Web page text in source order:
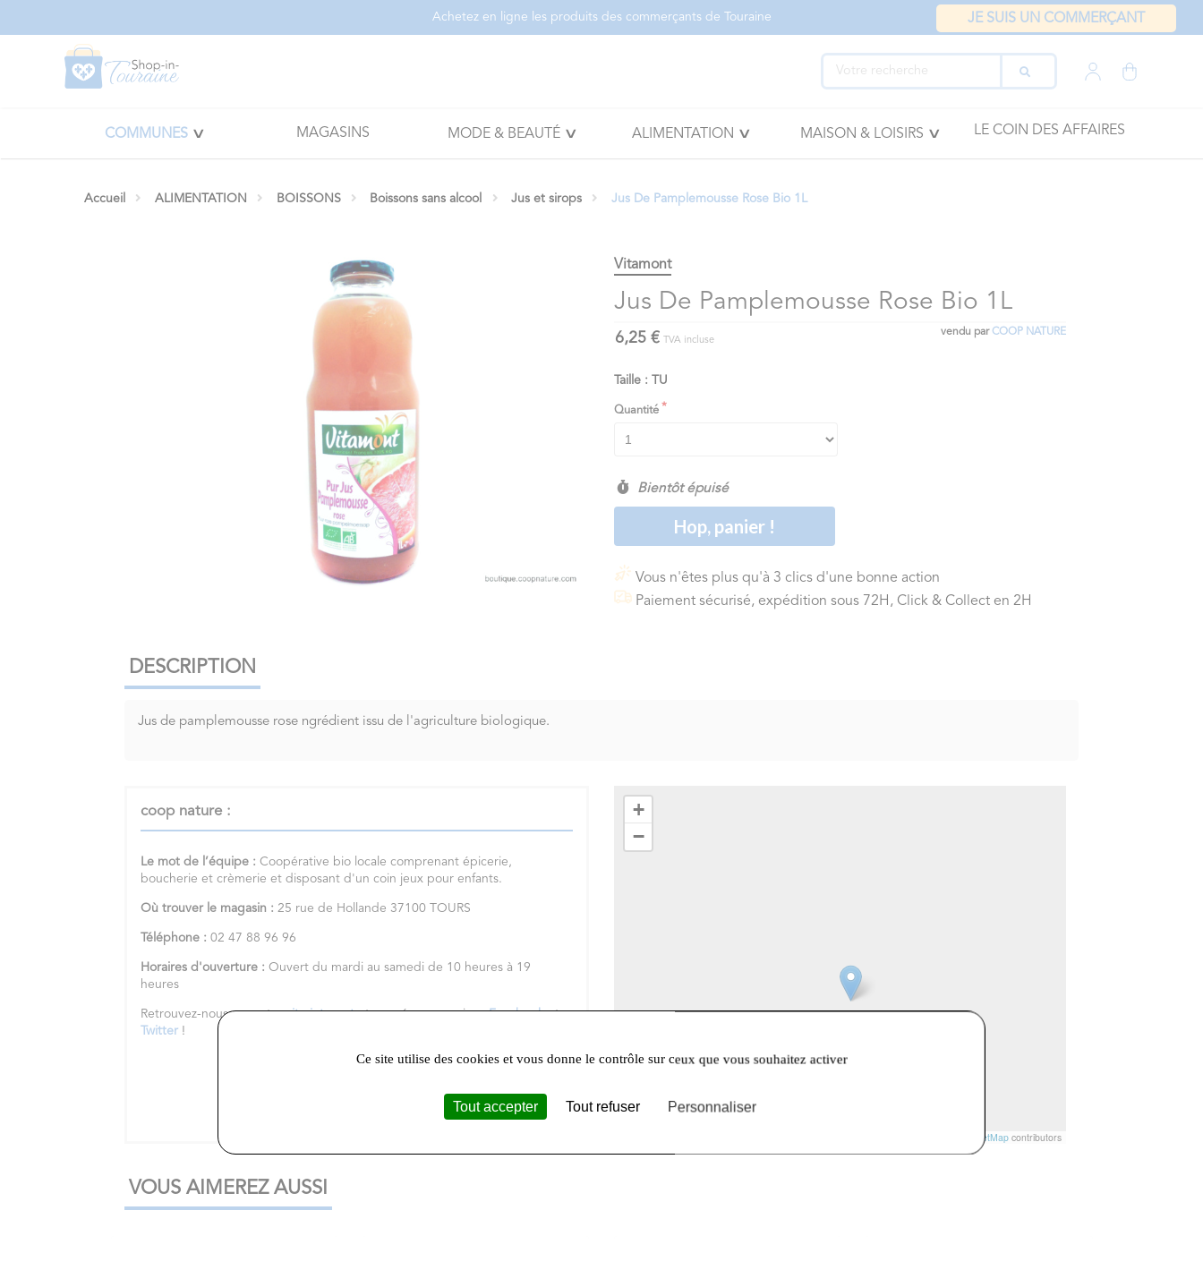
Achetez en ligne les produits des commerçants de Touraine JE SUIS UN COMMERÇANT
COMMUNES MAGASINS MODE & BEAUTÉ ALIMENTATION MAISON & LOISIRS LE COIN DES AFFAIRES
Accueil ALIMENTATION BOISSONS Boissons sans alcool Jus et sirops Jus De Pamplemousse Rose Bio 1L
Vitamont
Jus De Pamplemousse Rose Bio 1L
vendu parCOOP NATURE
6,25 € TVA incluse
Taille : TU
Quantité
Bientôt épuisé
Hop, panier !
Vous n'êtes plus qu'à 3 clics d'une bonne action
Paiement sécurisé, expédition sous 72H, Click & Collect en 2H
DESCRIPTION
Jus de pamplemousse rose ngrédient issu de l'agriculture biologique.
coop nature :
Le mot de l’équipe :Coopérative bio locale comprenant épicerie,
boucherie et crèmerie et disposant d'un coin jeux pour enfants.
Où trouver le magasin :25 rue de Hollande 37100 TOURS
Téléphone :02 47 88 96 96
Horaires d'ouverture :Ouvert du mardi au samedi de 10 heures à 19
heures
Retrouvez-nous sur notresite internetet nos réseaux sociauxFacebooket
Twitter !
+
−
OpenStreetMapcontributors
VOUS AIMEREZ AUSSI
Ce site utilise des cookies et vous donne le contrôle sur ceux que vous souhaitez activer
Tout accepter Tout refuser Personnaliser